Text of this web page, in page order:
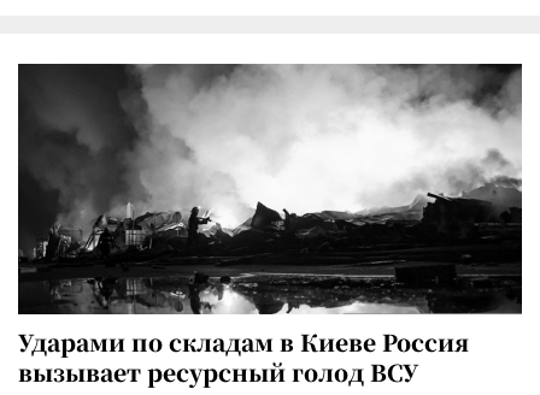
Ударами по складам в Киеве Россия
вызывает ресурсный голод ВСУ